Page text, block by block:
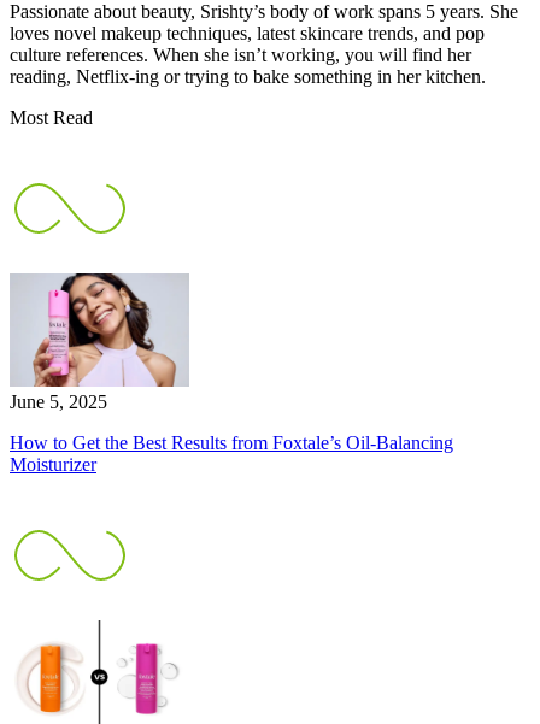
Passionate about beauty, Srishty’s body of work spans 5 years. She
loves novel makeup techniques, latest skincare trends, and pop
culture references. When she isn’t working, you will find her
reading, Netflix-ing or trying to bake something in her kitchen.
Most Read
June 5, 2025
How to Get the Best Results from Foxtale’s Oil-Balancing
Moisturizer